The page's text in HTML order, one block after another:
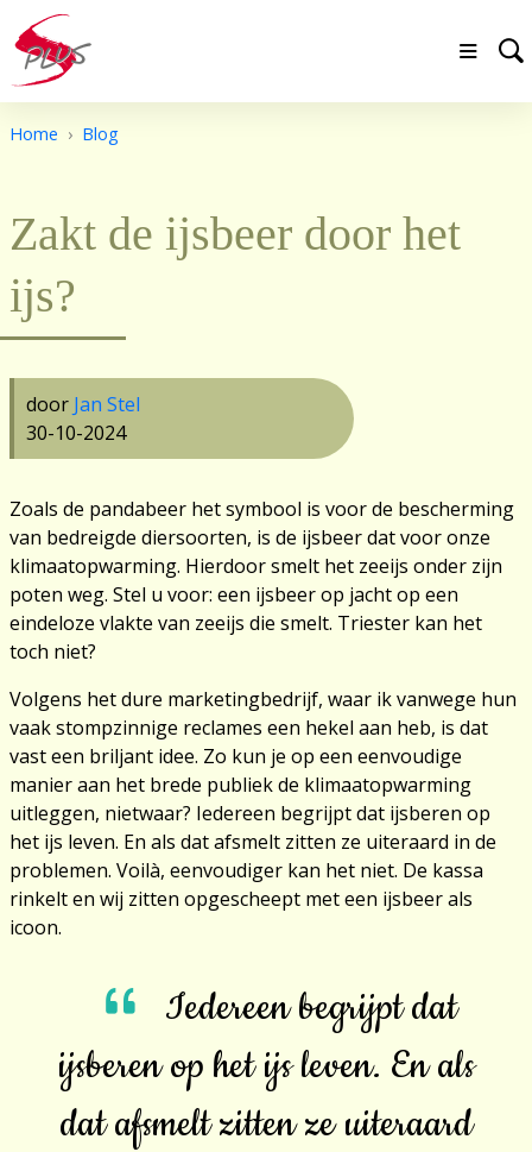
Home Blog
Zakt de ijsbeer door het
ijs?
door Jan Stel
30-10-2024
Zoals de pandabeer het symbool is voor de bescherming
van bedreigde diersoorten, is de ijsbeer dat voor onze
klimaatopwarming. Hierdoor smelt het zeeijs onder zijn
poten weg. Stel u voor: een ijsbeer op jacht op een
eindeloze vlakte van zeeijs die smelt. Triester kan het
toch niet?
Volgens het dure marketingbedrijf, waar ik vanwege hun
vaak stompzinnige reclames een hekel aan heb, is dat
vast een briljant idee. Zo kun je op een eenvoudige
manier aan het brede publiek de klimaatopwarming
uitleggen, nietwaar? Iedereen begrijpt dat ijsberen op
het ijs leven. En als dat afsmelt zitten ze uiteraard in de
problemen. Voilà, eenvoudiger kan het niet. De kassa
rinkelt en wij zitten opgescheept met een ijsbeer als
icoon.
Iedereen begrijpt dat
ijsberen op het ijs leven. En als
dat afsmelt zitten ze uiteraard